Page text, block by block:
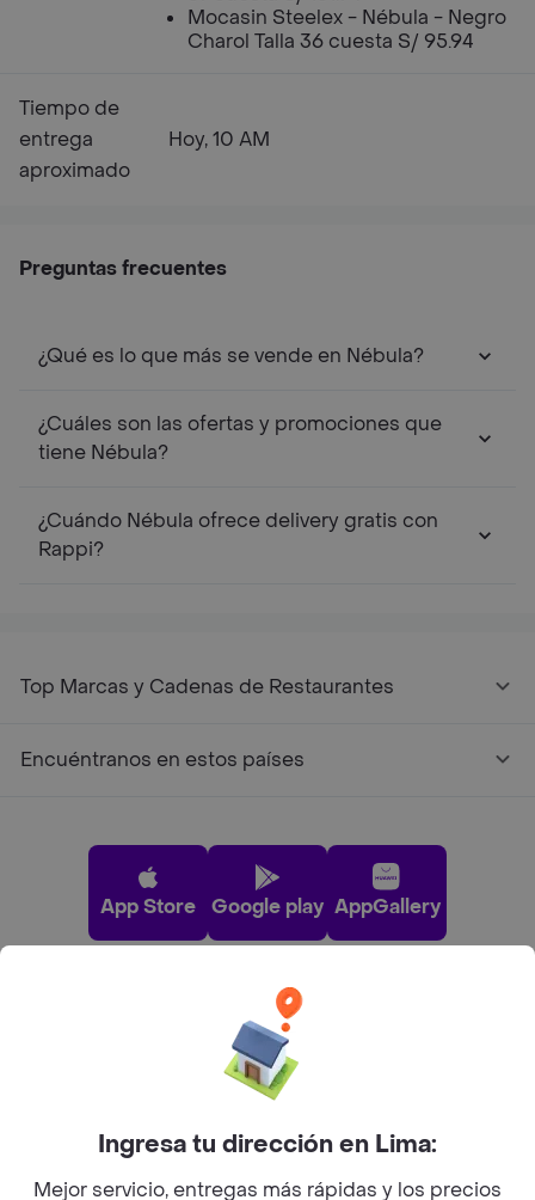
Mocasin Steelex - Nébula - Negro
Charol Talla 36 cuesta S/ 95.94
Tiempo de
entrega
aproximado
Hoy, 10 AM
Preguntas frecuentes
¿Qué es lo que más se vende en Nébula?
¿Cuáles son las ofertas y promociones que
tiene Nébula?
¿Cuándo Nébula ofrece delivery gratis con
Rappi?
Top Marcas y Cadenas de Restaurantes
Encuéntranos en estos países
App Store Google play AppGallery
Pide tu comida favorita cerca de ti
Ingresa tu dirección en Lima:
Mejor servicio, entregas más rápidas y los precios